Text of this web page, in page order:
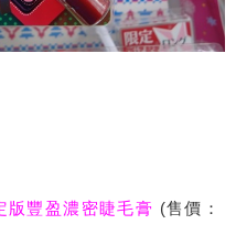
版豐盈濃密睫毛膏 (售價：